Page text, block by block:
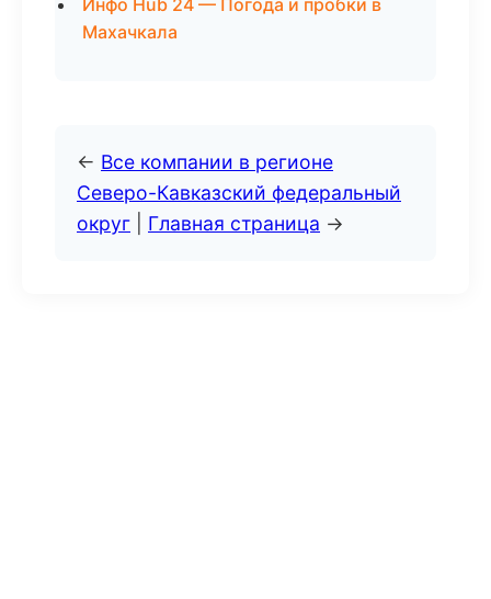
Инфо Hub 24 — Погода и пробки в
Махачкала
← Все компании в регионе
Северо-Кавказский федеральный
округ
Главная страница →